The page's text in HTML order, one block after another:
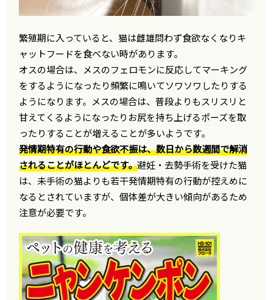
繁殖期に入っていると、猫は雌雄問わず食欲なくなりキ
ャットフードを食べない時があります。
オスの場合は、メスのフェロモンに反応してマーキング
をするようになったり頻繁に鳴いてソワソワしたりする
ようになります。メスの場合は、普段よりもスリスリと
甘えてくるようになったりお尻を持ち上げるポーズを取
ったりすることが増えることが多いようです。
発情期特有の行動や食欲不振は、数日から数週間で解消
されることがほとんどです。避妊・去勢手術を受けた猫
は、未手術の猫よりも若干発情期特有の行動が控えめに
なるとされていますが、個体差が大きい傾向があるため
注意が必要です。